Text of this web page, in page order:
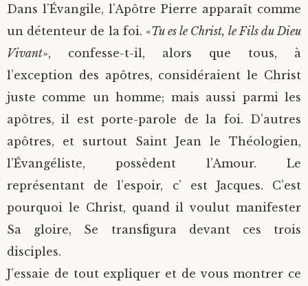
Dans l’Évangile, l’Apôtre Pierre apparaît comme
un détenteur de la foi. «Tu es le Christ, le Fils du Dieu
Vivant», confesse-t-il, alors que tous, à
l’exception des apôtres, considéraient le Christ
juste comme un homme; mais aussi parmi les
apôtres, il est porte-parole de la foi. D’autres
apôtres, et surtout Saint Jean le Théologien,
l’Évangéliste, possèdent l’Amour. Le
représentant de l’espoir, c’ est Jacques. C’est
pourquoi le Christ, quand il voulut manifester
Sa gloire, Se transfigura devant ces trois
disciples.
J’essaie de tout expliquer et de vous montrer ce